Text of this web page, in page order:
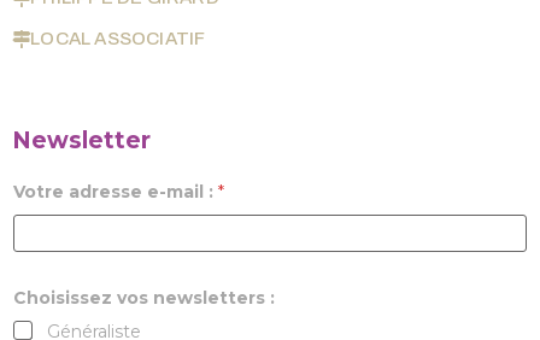
LOCAL ASSOCIATIF
Newsletter
Votre adresse e-mail : *
Choisissez vos newsletters :
Généraliste